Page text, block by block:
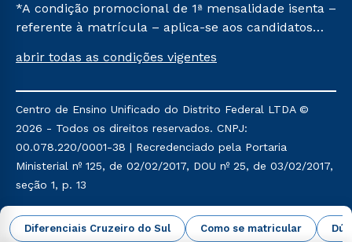
Diferenciais Cruzeiro do Sul Como se matricular
*A condição promocional de 1ª mensalidade isenta –
referente à matrícula – aplica-se aos candidatos
na prova on-line ou agendada, que ofertam bolsas
semestre vigente, que ainda não tenham efetivado
e/ou não tenham cancelado ou trancado sua
matrícula em uma das Instituições da Cruzeiro do
Sul Educacional, no período de um ano. Tais
condições não se aplicam aos cursos de Medicina, e
outros programas governamentais, e não se
acumula com nenhuma outra campanha ofertada
abrir todas as condições vigentes
Centro de Ensino Unificado do Distrito Federal LTDA ©
2026 - Todos os direitos reservados. CNPJ:
00.078.220/0001-38 | Recredenciado pela Portaria
Ministerial nº 125, de 02/02/2017, DOU nº 25, de 03/02/2017,
seção 1, p. 13
Política de Privacidade Política de Cookies